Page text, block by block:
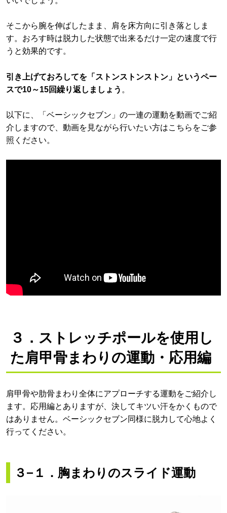
そこから腕を伸ばしたまま、肩を床方向に引き落としま
す。おろす時は脱力した状態で出来るだけ一定の速度で行
うと効果的です。
引き上げておろしてを「ストンストンストン」というペー
スで10～15回繰り返しましょう 。
以下に、「ベーシックセブン」の一連の運動を動画でご紹
介しますので、動画を見ながら行いたい方はこちらをご参
照ください。
３．ストレッチポールを使用し
た肩甲骨まわりの運動・応用編
肩甲骨や肋骨まわり全体にアプローチする運動をご紹介し
ます。応用編とありますが、決してキツい汗をかくもので
はありません。ベーシックセブン同様に脱力して心地よく
行ってください。
３−１．胸まわりのスライド運動